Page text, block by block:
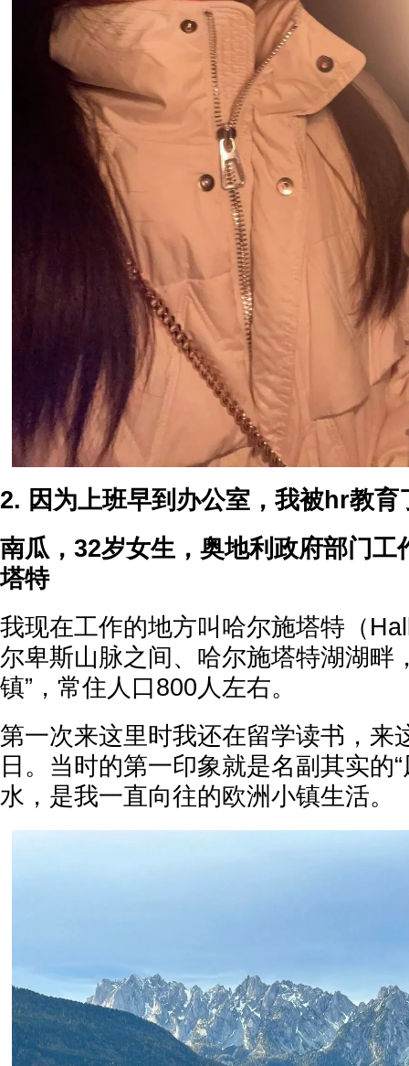
2. 因为上班早到办公室，我被hr教育
南瓜，32岁女生，奥地利政府部门工
塔特
我现在工作的地方叫哈尔施塔特（
尔卑斯山脉之间、哈尔施塔特湖湖畔
镇”，常住人口800人左右。
第一次来这里时我还在留学读书，来
日。当时的第一印象就是名副其实的
水，是我一直向往的欧洲小镇生活。